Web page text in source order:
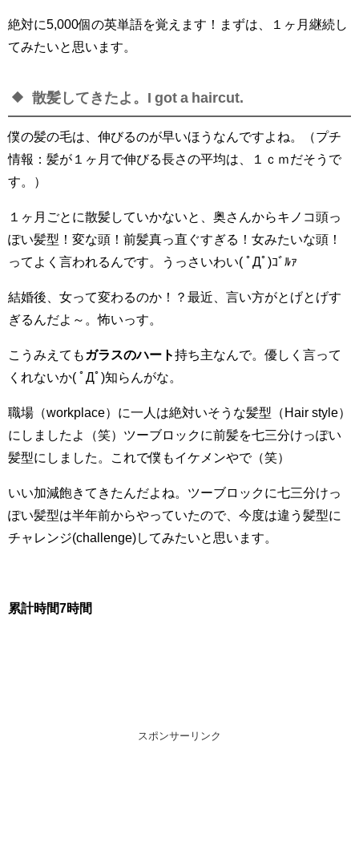
絶対に5,000個の英単語を覚えます！まずは、１ヶ月継続し
てみたいと思います。
散髪してきたよ。I got a haircut.
僕の髪の毛は、伸びるのが早いほうなんですよね。（プチ
情報：髪が１ヶ月で伸びる長さの平均は、１ｃｍだそうで
す。）
１ヶ月ごとに散髪していかないと、奥さんからキノコ頭っ
ぽい髪型！変な頭！前髪真っ直ぐすぎる！女みたいな頭！
ってよく言われるんです。うっさいわい( ﾟДﾟ)ｺﾞﾙｧ
結婚後、女って変わるのか！？最近、言い方がとげとげす
ぎるんだよ～。怖いっす。
こうみえても ガラスのハート持ち主なんで。優しく言って
くれないか( ﾟДﾟ)知らんがな。
職場（workplace）に一人は絶対いそうな髪型（ Hair style）
にしましたよ（笑）ツーブロックに前髪を七三分けっぽい
髪型にしました。これで僕もイケメンやで（笑）
いい加減飽きてきたんだよね。ツーブロックに七三分けっ
ぽい髪型は半年前からやっていたので、今度は違う髪型に
チャレンジ(challenge)してみたいと思います。
累計時間7時間
スポンサーリンク